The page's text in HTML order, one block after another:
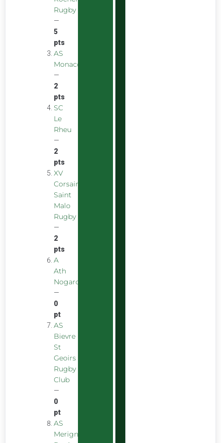
Rugby
—
5
pts
AS
Monaco
—
2
pts
SC
Le
Rheu
—
2
pts
XV
Corsaire
Saint
Malo
Rugby
—
2
pts
A
Ath
Nogarolienne
—
0
pt
AS
Bievre
St
Geoirs
Rugby
Club
—
0
pt
AS
Merignac